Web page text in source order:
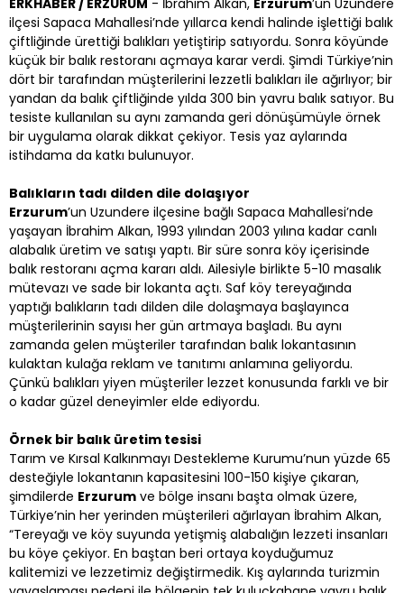
ERKHABER / ERZURUM - İbrahim Alkan, Erzurum’un Uzundere
ilçesi Sapaca Mahallesi’nde yıllarca kendi halinde işlettiği balık
çiftliğinde ürettiği balıkları yetiştirip satıyordu. Sonra köyünde
küçük bir balık restoranı açmaya karar verdi. Şimdi Türkiye’nin
dört bir tarafından müşterilerini lezzetli balıkları ile ağırlıyor; bir
yandan da balık çiftliğinde yılda 300 bin yavru balık satıyor. Bu
tesiste kullanılan su aynı zamanda geri dönüşümüyle örnek
bir uygulama olarak dikkat çekiyor. Tesis yaz aylarında
istihdama da katkı bulunuyor.
Balıkların tadı dilden dile dolaşıyor
Erzurum’un Uzundere ilçesine bağlı Sapaca Mahallesi’nde
yaşayan İbrahim Alkan, 1993 yılından 2003 yılına kadar canlı
alabalık üretim ve satışı yaptı. Bir süre sonra köy içerisinde
balık restoranı açma kararı aldı. Ailesiyle birlikte 5-10 masalık
mütevazı ve sade bir lokanta açtı. Saf köy tereyağında
yaptığı balıkların tadı dilden dile dolaşmaya başlayınca
müşterilerinin sayısı her gün artmaya başladı. Bu aynı
zamanda gelen müşteriler tarafından balık lokantasının
kulaktan kulağa reklam ve tanıtımı anlamına geliyordu.
Çünkü balıkları yiyen müşteriler lezzet konusunda farklı ve bir
o kadar güzel deneyimler elde ediyordu.
Örnek bir balık üretim tesisi
Tarım ve Kırsal Kalkınmayı Destekleme Kurumu’nun yüzde 65
desteğiyle lokantanın kapasitesini 100-150 kişiye çıkaran,
şimdilerde Erzurum ve bölge insanı başta olmak üzere,
Türkiye’nin her yerinden müşterileri ağırlayan İbrahim Alkan,
“Tereyağı ve köy suyunda yetişmiş alabalığın lezzeti insanları
bu köye çekiyor. En baştan beri ortaya koyduğumuz
kalitemizi ve lezzetimiz değiştirmedik. Kış aylarında turizmin